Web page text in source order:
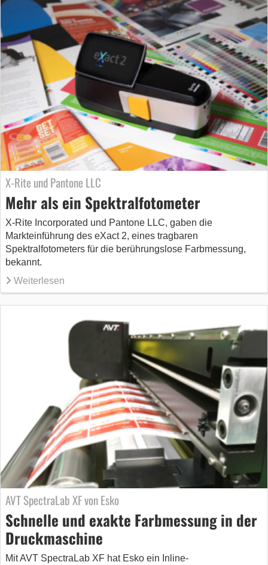
X-Rite und Pantone LLC
Mehr als ein Spektralfotometer
X-Rite Incorporated und Pantone LLC, gaben die
Markteinführung des eXact 2, eines tragbaren
Spektralfotometers für die berührungslose Farbmessung,
bekannt.
Weiterlesen
AVT SpectraLab XF von Esko
Schnelle und exakte Farbmessung in der
Druckmaschine
Mit AVT SpectraLab XF hat Esko ein Inline-